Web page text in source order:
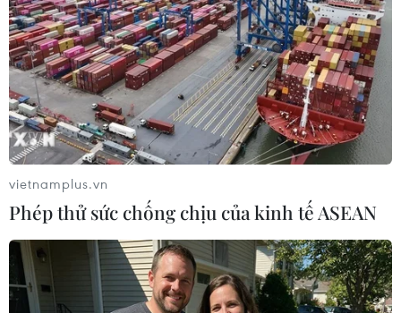
#cuộc đua AI #Cuộc đua phát triển AI #Meta
vietnamplus.vn
Phép thử sức chống chịu của kinh tế ASEAN